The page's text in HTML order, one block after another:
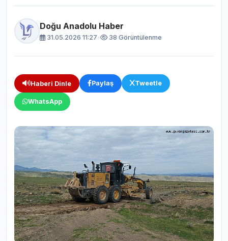
Doğu Anadolu Haber
31.05.2026 11:27• 38 Görüntülenme
Haberi Dinle Paylaş Tweetle
WhatsApp